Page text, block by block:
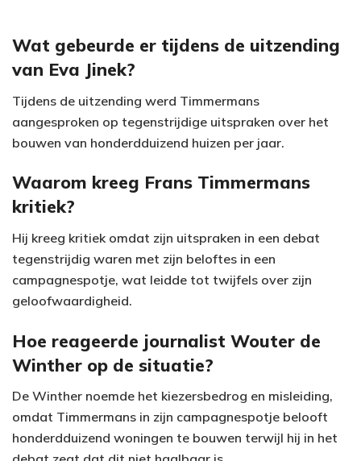
Wat gebeurde er tijdens de uitzending
van Eva Jinek?
Tijdens de uitzending werd Timmermans
aangesproken op tegenstrijdige uitspraken over het
bouwen van honderdduizend huizen per jaar.
Waarom kreeg Frans Timmermans
kritiek?
Hij kreeg kritiek omdat zijn uitspraken in een debat
tegenstrijdig waren met zijn beloftes in een
campagnespotje, wat leidde tot twijfels over zijn
geloofwaardigheid.
Hoe reageerde journalist Wouter de
Winther op de situatie?
De Winther noemde het kiezersbedrog en misleiding,
omdat Timmermans in zijn campagnespotje belooft
honderdduizend woningen te bouwen terwijl hij in het